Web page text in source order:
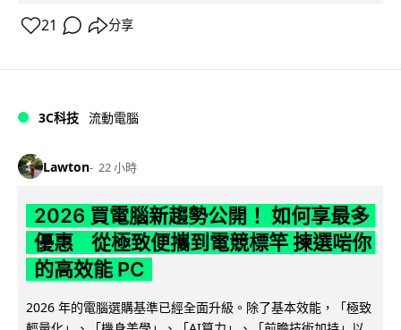
21 分享
3C科技 流動電腦
Lawton 22 小時
2026 買電腦新趨勢公開！ 如何享最多
優惠 從極致便攜到電競標竿 揀選啱你
的高效能 PC
2026 年的電腦選購基準已經全面升級。除了基本效能，「極致